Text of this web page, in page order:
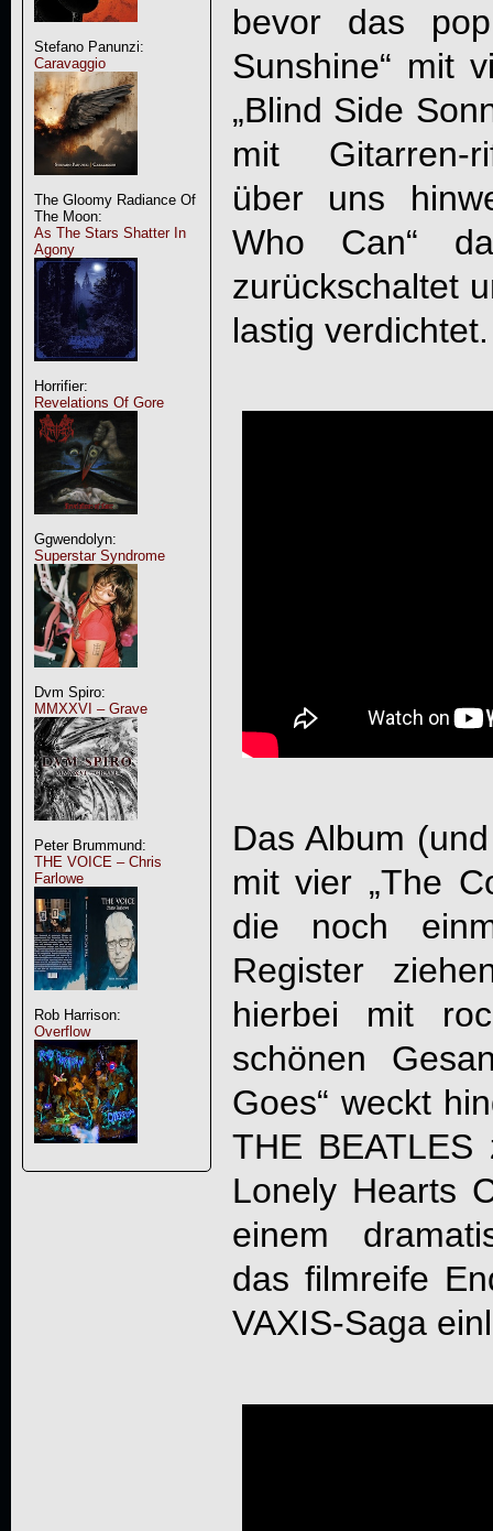
Stefano Panunzi:
Caravaggio
The Gloomy Radiance Of
The Moon:
As The Stars Shatter In
Agony
Horrifier:
Revelations Of Gore
Ggwendolyn:
Superstar Syndrome
Dvm Spiro:
MMXXVI – Grave
Peter Brummund:
THE VOICE – Chris
Farlowe
Rob Harrison:
Overflow
bevor das
Sunshine“ mit
„Blind Side
mit Gitarren-
über uns
Who Can“
zurückschaltet
lastig verdichtet.
Das Album
mit vier „The
die noch
Register
hierbei mit
schönen
Goes“ weckt
THE BEATLES
Lonely Hearts
einem
das filmreife
VAXIS-Saga